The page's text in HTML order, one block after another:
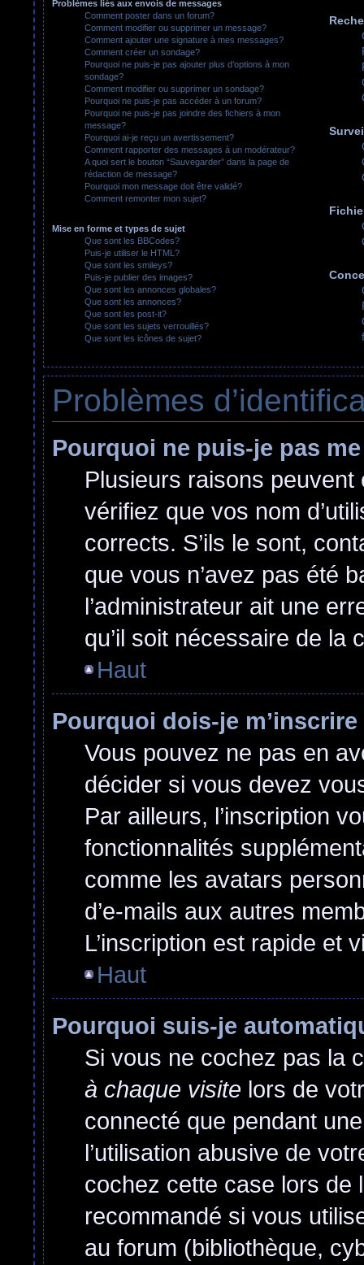
Problèmes liés aux envois de messages
Comment poster dans un forum?
Comment modifier ou supprimer un message?
Comment ajouter une signature à mes messages?
Comment créer un sondage?
Pourquoi ne puis-je pas ajouter plus d’options à mon
sondage?
Comment modifier ou supprimer un sondage?
Pourquoi ne puis-je pas accéder à un forum?
Pourquoi ne puis-je pas joindre des fichiers à mon
message?
Pourquoi ai-je reçu un avertissement?
Comment rapporter des messages à un modérateur?
A quoi sert le bouton “Sauvegarder” dans la page de
rédaction de message?
Pourquoi mon message doit être validé?
Comment remonter mon sujet?
Mise en forme et types de sujet
Que sont les BBCodes?
Puis-je utiliser le HTML?
Que sont les smileys?
Puis-je publier des images?
Que sont les annonces globales?
Que sont les annonces?
Que sont les post-it?
Que sont les sujets verrouillés?
Que sont les icônes de sujet?
Problèmes
Pourquoi ne puis-je pas
Plusieurs raisons
vérifiez que vos nom
corrects. S’ils le sont,
que vous n’avez pas été
l’administrateur ait une
qu’il soit nécessaire de la
Haut
Pourquoi dois-je
Vous pouvez ne pas en
décider si vous devez
Par ailleurs, l’inscription
fonctionnalités
comme les avatars
d’e-mails aux autres
L’inscription est rapide et
Haut
Pourquoi suis-je
Si vous ne cochez pas la
à chaque visite lors de
connecté que pendant
l’utilisation abusive de
cochez cette case lors de
recommandé si vous
au forum (bibliothèque,